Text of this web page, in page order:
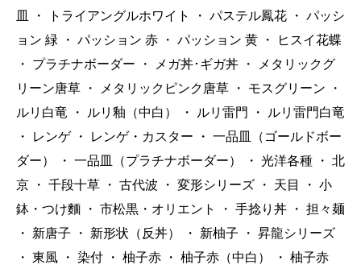
皿
・ トライアングルホワイト ・ パステル鳳花 ・ パッシ
ョン 緑
・ パッション 赤 ・ パッション 黄 ・
ヒスイ花蝶
・
プラチナボーダー ・ メガ丼･ギガ丼 ・
メタリックグ
リーン唐草
・ メタリックピンク唐草 ・ モスグリーン
・
ルリ白竜
・ ルリ釉（中白） ・ ルリ雷門 ・
ルリ雷門白竜
・
レンゲ ・ レンゲ・カスター ・ 一品皿（ゴールドボー
ダー）
・ 一品皿（プラチナボーダー） ・ 光洋各種 ・ 北
京
・ 千段十草 ・ 古代波 ・ 変形シリーズ ・ 天目 ・ 小
鉢・つけ麵
・ 市松黒・オリエント ・ 手捻り丼 ・ 担々麺
・
新唐子 ・ 新形状（反丼） ・ 新柚子 ・ 昇龍シリーズ
・ 東風 ・ 染付 ・ 柚子赤 ・ 柚子赤（中白） ・ 柚子赤